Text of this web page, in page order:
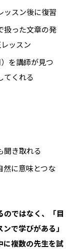
ッスン後に復習
扱った文章の発
ッスン
を講師が見つ
てくれる
聞き取れる
然に意味とつな
のではなく、「目
で学びがある」
に複数の先生を試